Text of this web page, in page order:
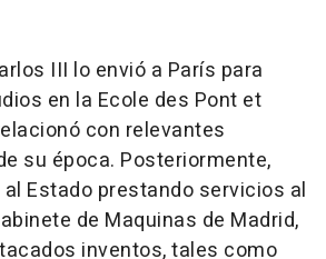
III lo envió a París para
en la Ecole des Pont et
con relevantes
su época. Posteriormente,
Estado prestando servicios al
de Maquinas de Madrid,
inventos, tales como